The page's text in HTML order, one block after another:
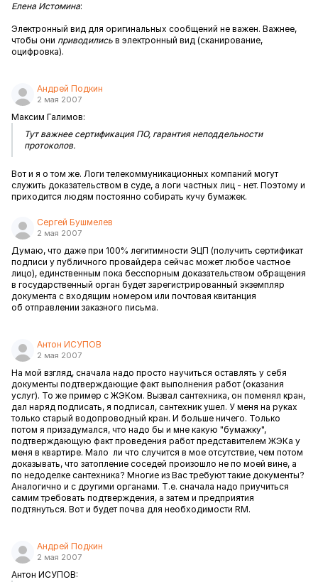
Елена Истомина:
Электронный вид для оригинальных сообщений не важен. Важнее,
чтобы они приводились в электронный вид (сканирование,
оцифровка).
Андрей Подкин
2 мая 2007
Максим Галимов:
Тут важнее сертификация ПО, гарантия неподдельности
протоколов.
Вот и я о том же. Логи телекоммуникационных компаний могут
служить доказательством в суде, а логи частных лиц - нет. Поэтому и
приходится людям постоянно собирать кучу бумажек.
Сергей Бушмелев
2 мая 2007
Думаю, что даже при 100% легитимности ЭЦП (получить сертификат
подписи у публичного провайдера сейчас может любое частное
лицо), единственным пока бесспорным доказательством обращения
в государственный орган будет зарегистрированный экземпляр
документа с входящим номером или почтовая квитанция
об отправлении заказного письма.
Антон ИСУПОВ
2 мая 2007
На мой взгляд, сначала надо просто научиться оставлять у себя
документы подтверждающие факт выполнения работ (оказания
услуг). То же пример с ЖЭКом. Вызвал сантехника, он поменял кран,
дал наряд подписать, я подписал, сантехник ушел. У меня на руках
только старый водопроводный кран. И больше ничего. Только
потом я призадумался, что надо бы и мне какую "бумажку",
подтверждающую факт проведения работ представителем ЖЭКа у
меня в квартире. Мало ли что случится в мое отсутствие, чем потом
доказывать, что затопление соседей произошло не по моей вине, а
по недоделке сантехника? Многие из Вас требуют такие документы?
Аналогично и с другими органами. Т.е. сначала надо приучиться
самим требовать подтверждения, а затем и предприятия
подтянуться. Вот и будет почва для необходимости RM.
Андрей Подкин
2 мая 2007
Антон ИСУПОВ: